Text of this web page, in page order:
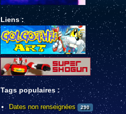
Liens :
Tags populaires :
Dates non renseignées 290